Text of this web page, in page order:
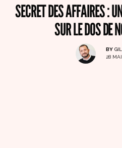
SECRET DES AFFAIRES :
SUR LE DOS DE
BY
28